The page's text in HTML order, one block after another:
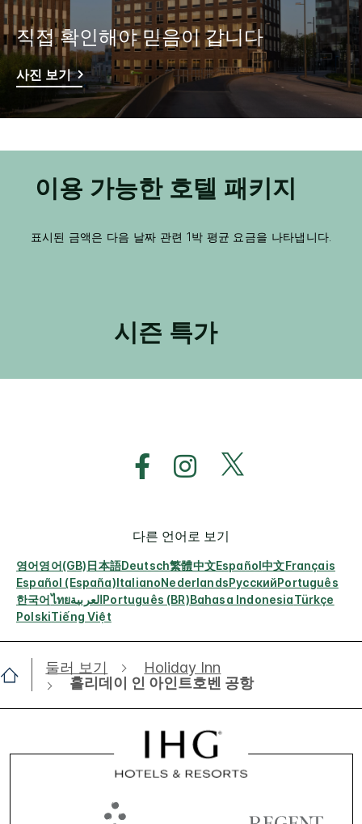
직접 확인해야 믿음이 갑니다
사진 보기
이용 가능한 호텔 패키지
표시된 금액은 다음 날짜 관련 1박 평균 요금을 나타냅니다.
시즌 특가
다른 언어로 보기
영어영어(GB)日本語Deutsch繁體中文Español中文Français
Español (España)ItalianoNederlandsРусскийPortuguês
한국어ไทยالعربيةPortuguês (BR)Bahasa IndonesiaTürkçe
PolskiTiếng Việt
둘러 보기
Holiday Inn
홀리데이 인 아인트호벤 공항